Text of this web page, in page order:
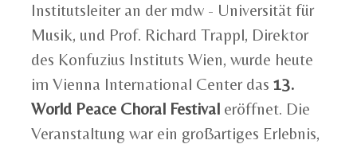
Institutsleiter an der mdw - Universität für
Musik, und Prof. Richard Trappl, Direktor
des Konfuzius Instituts Wien, wurde heute
im Vienna International Center das 13.
World Peace Choral Festival eröffnet. Die
Veranstaltung war ein großartiges Erlebnis,